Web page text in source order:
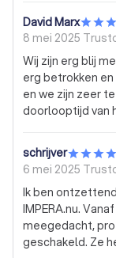
David Marx
8 mei 2025
Wij zijn erg blij
erg betrokken
en we zijn zeer
doorlooptijd van
schrijver
6 mei 2025
Ik ben
IMPERA.nu.
meegedacht,
geschakeld. Ze